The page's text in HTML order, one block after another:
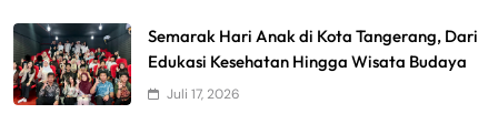
Semarak Hari Anak di Kota Tangerang, Dari
Edukasi Kesehatan Hingga Wisata Budaya
Juli 17, 2026